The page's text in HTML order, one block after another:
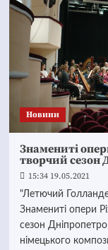
Новини
Знамениті
творчий сезон
15:34 19.05.2021
"Летючий
Знамениті опери
сезон
німецького